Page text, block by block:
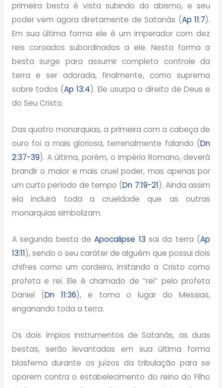
primeira besta é vista subindo do abismo, e seu
poder vem agora diretamente de Satanás (Ap 11:7).
Em sua última forma ele é um imperador com dez
reis coroados subordinados a ele. Nesta forma a
besta surge para assumir completo controle da
terra e ser adorada, finalmente, como suprema
sobre todos (Ap 13:4). Ele usurpa o direito de Deus e
do Seu Cristo.
Das quatro monarquias, a primeira com a cabeça de
ouro foi a mais gloriosa, terrenalmente falando (Dn
2:37-39). A última, porém, o Império Romano, deverá
brandir o maior e mais cruel poder, mas apenas por
um curto período de tempo (Dn 7:19-21). Ainda assim
ela incluirá toda a crueldade que as outras
monarquias simbolizam.
A segunda besta deApocalipse 13 sai da terra (Ap
13:11), sendo o seu caráter de alguém que possui dois
chifres como um cordeiro, imitando a Cristo como
profeta e rei. Ele é chamado de “rei” pelo profeta
Daniel (Dn 11:36), e toma o lugar do Messias,
enganando toda a terra.
Os dois ímpios instrumentos de Satanás, as duas
bestas, serão levantadas em sua última forma
blasfema durante os juízos da tribulação para se
oporem contra o estabelecimento do reino do Filho